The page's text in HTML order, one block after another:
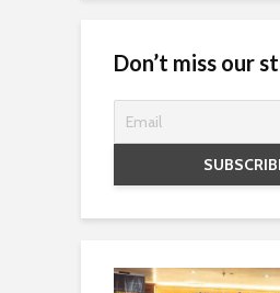
Don’t miss our